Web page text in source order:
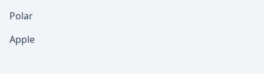
Polar
Apple